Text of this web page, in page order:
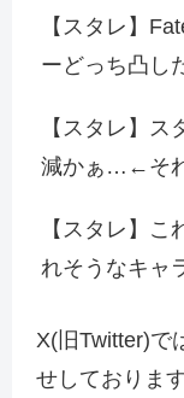
【スタレ】
ーどっち凸し
【スタレ】
減かぁ…←そ
【スタレ】こ
れそうなキャ
X(旧Twitter)で
せしております